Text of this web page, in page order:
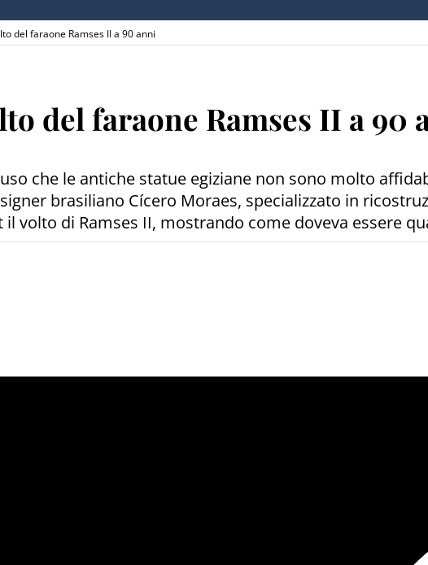
del faraone Ramses II a 90 anni
del faraone Ramses II a 90
che le antiche statue egiziane non sono molto
brasiliano Cícero Moraes, specializzato in
il volto di Ramses II, mostrando come doveva essere